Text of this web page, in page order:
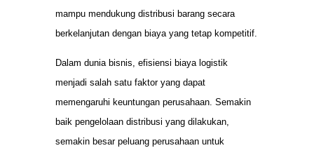
mampu mendukung distribusi barang secara
berkelanjutan dengan biaya yang tetap kompetitif.
Dalam dunia bisnis, efisiensi biaya logistik
menjadi salah satu faktor yang dapat
memengaruhi keuntungan perusahaan. Semakin
baik pengelolaan distribusi yang dilakukan,
semakin besar peluang perusahaan untuk